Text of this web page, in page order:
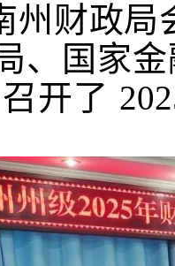
州财政局
、国家
召开了